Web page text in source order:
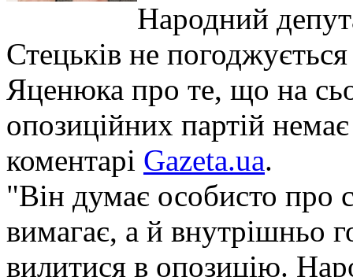
Народний
Стецьків не
Яценюка про те, що на
опозиційних партій
коментарі Gazeta.ua.
"Він думає особисто про
вимагає, а й внутрішньо
вилитися в опозицію.